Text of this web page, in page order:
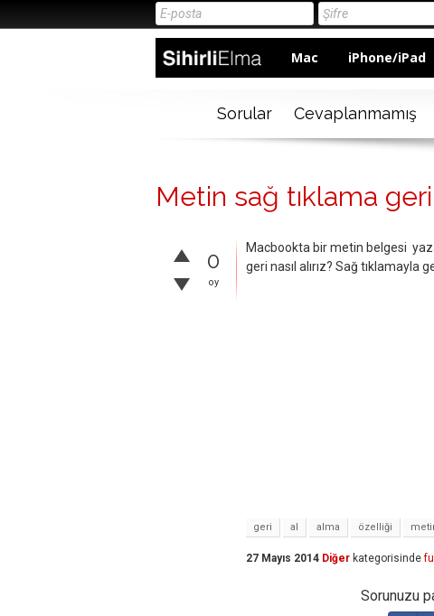
Mac iPhone/iPad
Sorular Cevaplanmamış
Metin sağ tıklama
0
oy
Macbookta bir metin belgesi
geri nasıl alırız? Sağ tıklamayla
geri al alma özelliği
27 Mayıs 2014 Diğer kategorisinde
Sorunuzu